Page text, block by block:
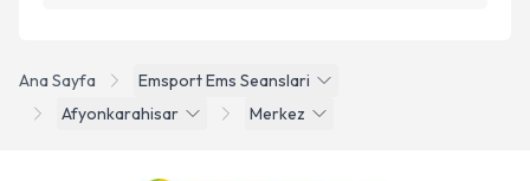
Ana Sayfa
Emsport Ems Seanslari
Afyonkarahisar
Merkez